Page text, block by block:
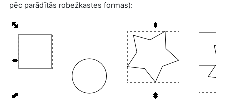
pēc parādītās robežkastes formas):